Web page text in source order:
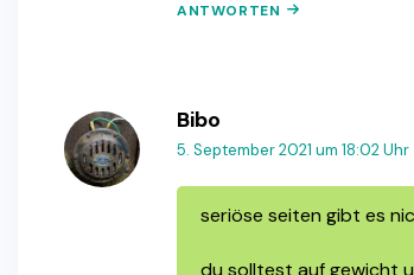
ANTWORTEN
Bibo
5. September 2021 um 18:02 Uhr
seriöse seiten gibt es